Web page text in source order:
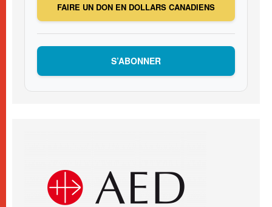
FAIRE UN DON EN DOLLARS CANADIENS
S’ABONNER